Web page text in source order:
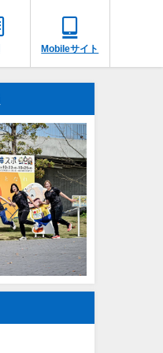
Mobileサイト